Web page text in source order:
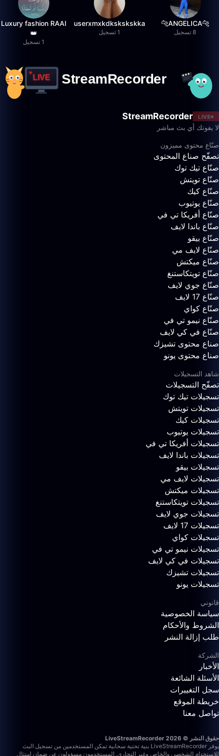
🐆ANGELICA🐆
8 تسجيل
userxmxkdkskskskka
1 تسجيل
Luxury fashion RAAI
👑
1 تسجيل
LIVE
StreamRecorder
لا يفوتك أي بث مباشر
صنّاع محتوى مميزون
تصفّح صناع المحتوى
صنّاع تيك توك
صنّاع تويتش
صنّاع كيك
صنّاع يوتيوب
صنّاع أفريكا تي في
صنّاع باندا لايف
صنّاع بيقو
صنّاع لايف مي
صنّاع ميكتش
صنّاع تويتكاستنغ
صنّاع جوي لايف
صنّاع 17 لايف
صنّاع كواي
صنّاع نيمو تي في
صنّاع في كي لايف
صناع محتوى تشيزك
صناع محتوى يونو
شاهد التسجيلات
تصفّح التسجيلات
تسجيلات تيك توك
تسجيلات تويتش
تسجيلات كيك
تسجيلات يوتيوب
تسجيلات أفريكا تي في
تسجيلات باندا لايف
تسجيلات بيقو
تسجيلات لايف مي
تسجيلات ميكتش
تسجيلات تويتكاستنغ
تسجيلات جوي لايف
تسجيلات 17 لايف
تسجيلات كواي
تسجيلات نيمو تي في
تسجيلات في كي لايف
تسجيلات تشيزك
تسجيلات يونو
قانوني
سياسة الخصوصية
الشروط والأحكام
طلب إزالة النشر
الشركة
الأخبار
الأسئلة الشائعة
سجل التغييرات
خريطة الموقع
تواصل معنا
حقوق النشر © 2026 LiveStreamRecorder
يوفر LiveStreamRecorder بنية تحتية سحابية تمكن المستخدمين من تسجيل البث
للاستخدام الشخصي والخاص وغير التجاري. المستخدمون مسؤولون عن ضمان امتثال